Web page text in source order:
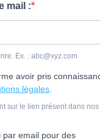
mail :
Ex. : abc@xyz.com
avoir pris
légales
sur le lien présent dans nos
par email pour des